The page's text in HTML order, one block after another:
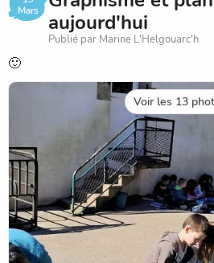
Mars
aujourd'hui
Publié par Marine L'Helgouarc'h
🙂
Voir les 13